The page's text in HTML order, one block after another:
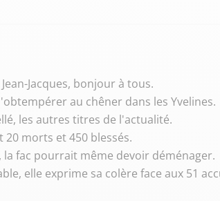
Jacques, bonjour à tous.
au chêner dans les Yvelines.
les autres titres de l'actualité.
morts et 450 blessés.
fac pourrait même devoir déménager.
elle exprime sa colère face aux 51